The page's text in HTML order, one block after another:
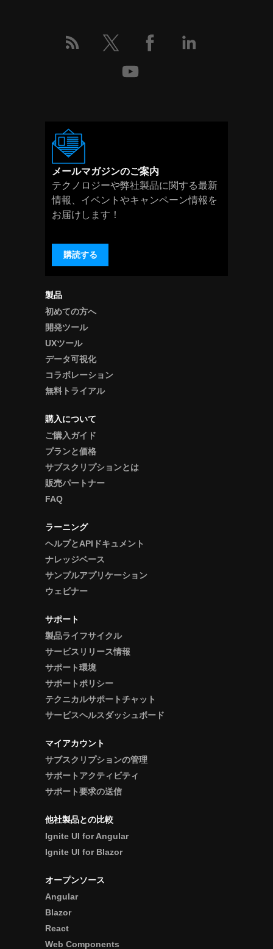
詳
細
製品
初めての方へ
開発ツール
UXツール
データ可視化
コラボレーション
無料トライアル
購入について
ご購入ガイド
プランと価格
サブスクリプションとは
販売パートナー
FAQ
ラーニング
ヘルプとAPIドキュメント
ナレッジベース
サンプルアプリケーション
ウェビナー
サポート
製品ライフサイクル
サービスリリース情報
サポート環境
サポートポリシー
テクニカルサポートチャット
サービスヘルスダッシュボード
マイアカウント
サブスクリプションの管理
サポートアクティビティ
サポート要求の送信
他社製品との比較
Ignite UI for Angular
Ignite UI for Blazor
オープンソース
Angular
Blazor
React
Web Components
メールマガジンのご案内
テクノロジーや弊社製品に関する最新
情報、イベントやキャンペーン情報を
お届けします！
購読する